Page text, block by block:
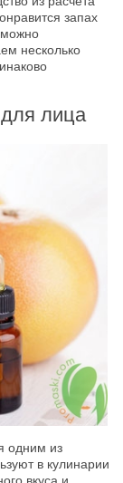
запах
можно
несколько
лица
одним из
в кулинарии